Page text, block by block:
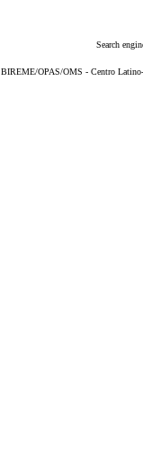
Search
BIREME/OPAS/OMS - Centro Latino-